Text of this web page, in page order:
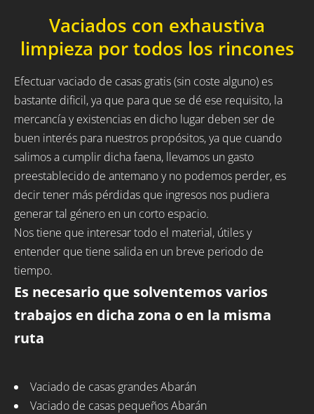
Vaciados con exhaustiva
limpieza por todos los rincones
Efectuar vaciado de casas gratis (sin coste alguno) es
bastante dificil, ya que para que se dé ese requisito, la
mercancía y existencias en dicho lugar deben ser de
buen interés para nuestros propósitos, ya que cuando
salimos a cumplir dicha faena, llevamos un gasto
preestablecido de antemano y no podemos perder, es
decir tener más pérdidas que ingresos nos pudiera
generar tal género en un corto espacio.
Nos tiene que interesar todo el material, útiles y
entender que tiene salida en un breve periodo de
tiempo.
Es necesario que solventemos varios
trabajos en dicha zona o en la misma
ruta
Vaciado de casas grandes Abarán
Vaciado de casas pequeños Abarán